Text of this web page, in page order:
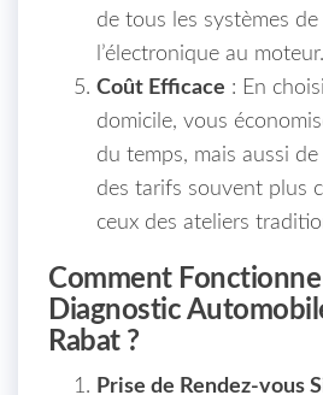
de tous les systèmes
l’électronique au moteur.
Coût Efficace : En
domicile, vous
du temps, mais aussi de
des tarifs souvent plus
ceux des ateliers
Comment
Diagnostic
Rabat ?
Prise de Rendez-vous